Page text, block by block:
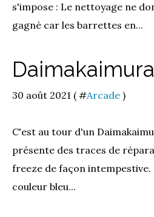
s'impose : Le nettoyage ne
gagné car les barrettes en...
30 août 2021 ( #Arcade )
C'est au tour d'un
présente des traces de
freeze de façon intempestive.
couleur bleu...